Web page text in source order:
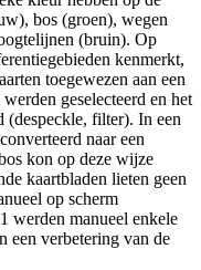
bos (groen), wegen
(bruin). Op
kenmerkt,
toegewezen aan een
geselecteerd en het
(despeckle, filter). In een
naar een
kon op deze wijze
kaartbladen lieten geen
op scherm
werden manueel enkele
een verbetering van de